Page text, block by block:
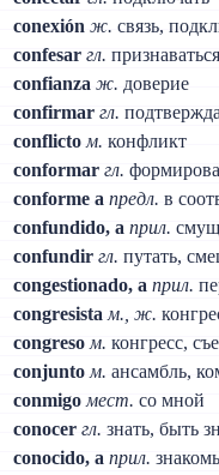
conexión ж. связь,
confesar гл. признаваться
confianza ж. доверие
confirmar гл.
conflicto м. конфликт
conformar гл.
conforme a предл. в
confundido, a прил.
confundir гл. путать,
congestionado, a прил.
congresista м., ж.
congreso м. конгресс,
conjunto м. ансамбль,
conmigo мест. со мной
conocer гл. знать, быть
conocido, a прил.